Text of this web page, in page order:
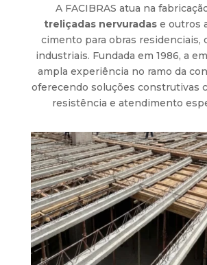
A FACIBRAS atua na
treliçadas nervuradase outros
cimento para obras residenciais,
industriais. Fundada em 1986, a
ampla experiência no ramo da
oferecendo soluções construtivas
resistência e atendimento